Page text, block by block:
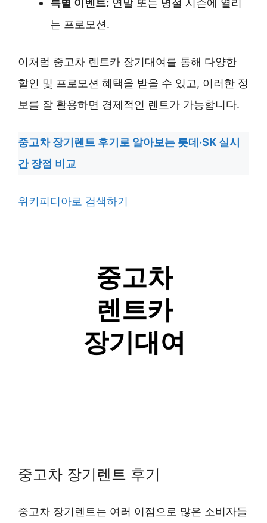
특별 이벤트: 연말 또는 명절 시즌에 열리
는 프로모션.
이처럼 중고차 렌트카 장기대여를 통해 다양한
할인 및 프로모션 혜택을 받을 수 있고, 이러한 정
보를 잘 활용하면 경제적인 렌트가 가능합니다.
중고차 장기렌트 후기로 알아보는 롯데·SK 실시
간 장점 비교
위키피디아로 검색하기
중고차 장기렌트 후기
중고차 장기렌트는 여러 이점으로 많은 소비자들